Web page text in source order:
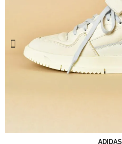
ADIDAS